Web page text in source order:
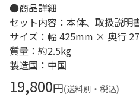
●商品詳細
セット内容：本体、取扱説明
サイズ：幅 425mm × 奥行
質量：約2.5kg
製造国：中国
19,800円(送料別・税込)